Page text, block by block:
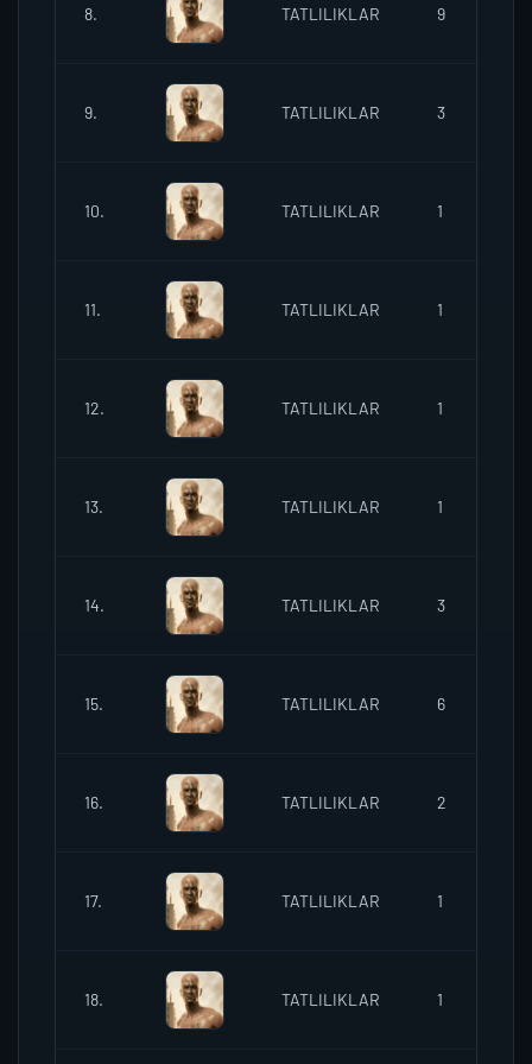
8. TATLILIKLAR 9
9. TATLILIKLAR 3
10. TATLILIKLAR 1
11. TATLILIKLAR 1
12. TATLILIKLAR 1
13. TATLILIKLAR 1
14. TATLILIKLAR 3
15. TATLILIKLAR 6
16. TATLILIKLAR 2
17. TATLILIKLAR 1
18. TATLILIKLAR 1